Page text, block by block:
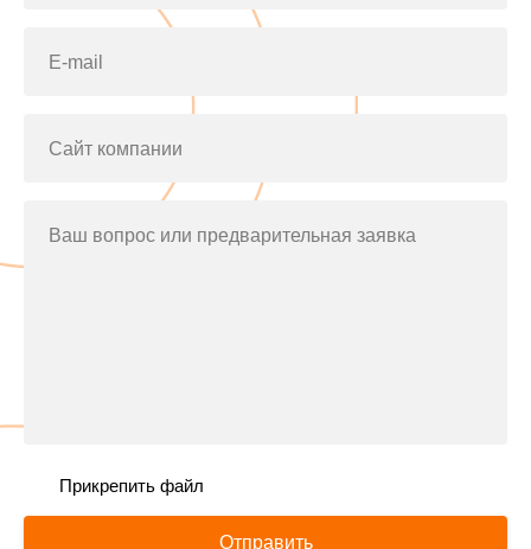
E-mail
Сайт компании
Ваш вопрос или предварительная заявка
Прикрепить файл
Отправить